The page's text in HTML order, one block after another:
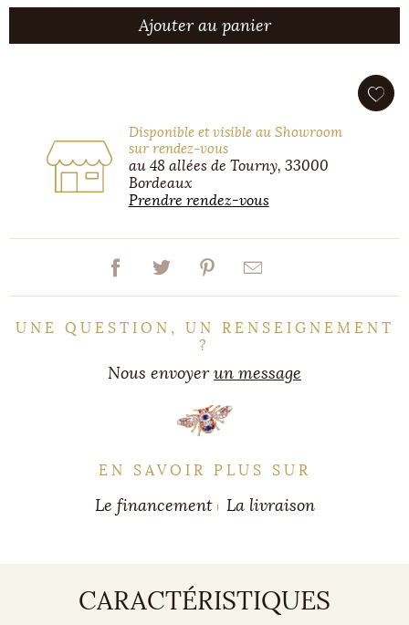
Ajouter au panier
Disponible et visible au Showroom
sur rendez-vous
au 48 allées de Tourny, 33000
Bordeaux
Prendre rendez-vous
UNE QUESTION, UN RENSEIGNEMENT
?
Nous envoyerun message
EN SAVOIR PLUS SUR
Le financement La livraison
CARACTÉRISTIQUES